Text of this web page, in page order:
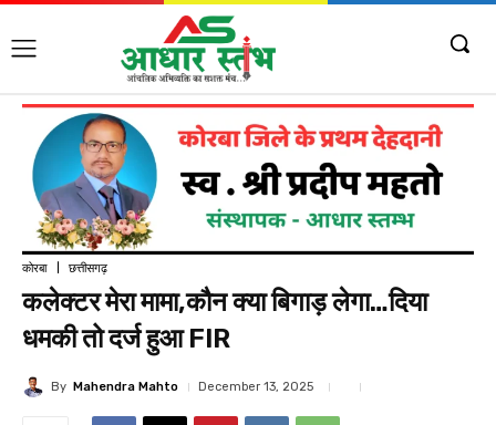
कोरबा छत्तीसगढ़
कलेक्टर मेरा मामा,कौन क्या बिगाड़ लेगा…दिया
धमकी तो दर्ज हुआ FIR
By Mahendra Mahto December 13, 2025